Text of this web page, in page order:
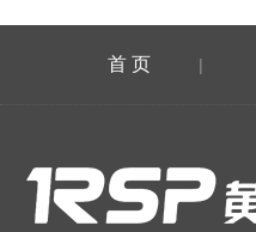
首 页 |